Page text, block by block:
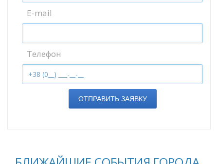
E-mail
Телефон
ОТПРАВИТЬ ЗАЯВКУ